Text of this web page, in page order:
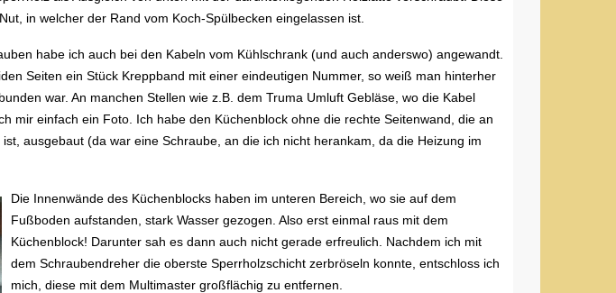
in welcher der Rand vom Koch-Spülbecken eingelassen ist.
habe ich auch bei den Kabeln vom Kühlschrank (und auch anderswo) angewandt.
Seiten ein Stück Kreppband mit einer eindeutigen Nummer, so weiß man hinterher
war. An manchen Stellen wie z.B. dem Truma Umluft Gebläse, wo die Kabel
mir einfach ein Foto. Ich habe den Küchenblock ohne die rechte Seitenwand, die an
ausgebaut (da war eine Schraube, an die ich nicht herankam, da die Heizung im
Die Innenwände des Küchenblocks haben im unteren Bereich, wo sie auf dem
Fußboden aufstanden, stark Wasser gezogen. Also erst einmal raus mit dem
Küchenblock! Darunter sah es dann auch nicht gerade erfreulich. Nachdem ich mit
dem Schraubendreher die oberste Sperrholzschicht zerbröseln konnte, entschloss ich
mich, diese mit dem Multimaster großflächig zu entfernen.